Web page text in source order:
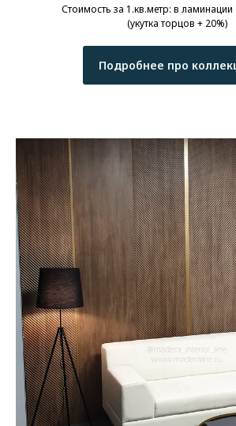
Стоимость за 1.кв.метр: в ламинации
(укутка торцов + 20%)
Подробнее про